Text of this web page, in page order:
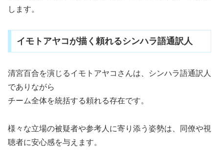
します。
イモトアヤコが描く頼れるシンハラ語通訳人
清宮百合を演じるイモトアヤコさんは、シンハラ語通訳人
でありながら
チーム全体を統括する頼れる存在です。
様々な立場の被疑者や参考人に寄り添う姿勢は、同僚や視
聴者に安心感を与えます。